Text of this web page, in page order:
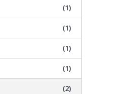
(1)
(1)
(1)
(1)
(2)